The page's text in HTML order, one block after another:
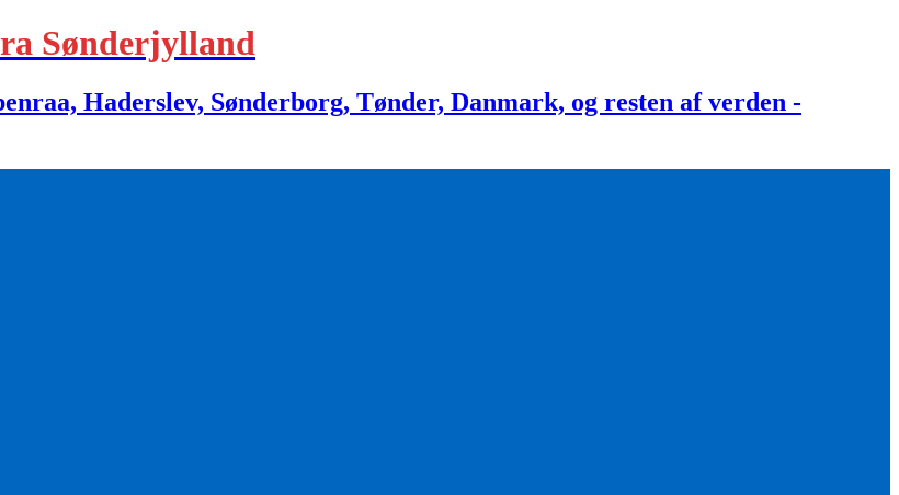
Sønderjylland
Haderslev, Sønderborg, Tønder, Danmark, og resten af verden -